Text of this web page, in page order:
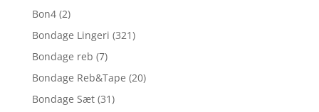
Bon4 (2)
Bondage Lingeri (321)
Bondage reb (7)
Bondage Reb&Tape (20)
Bondage Sæt (31)